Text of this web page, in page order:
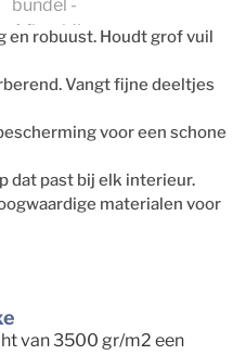
en robuust. Houdt grof vuil
Vangt fijne deeltjes
voor een schone
dat past bij elk interieur.
materialen voor
van 3500 gr/m2 een